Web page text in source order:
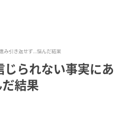
み引き返せず…悩んだ結果
じられない事実にあ
結果